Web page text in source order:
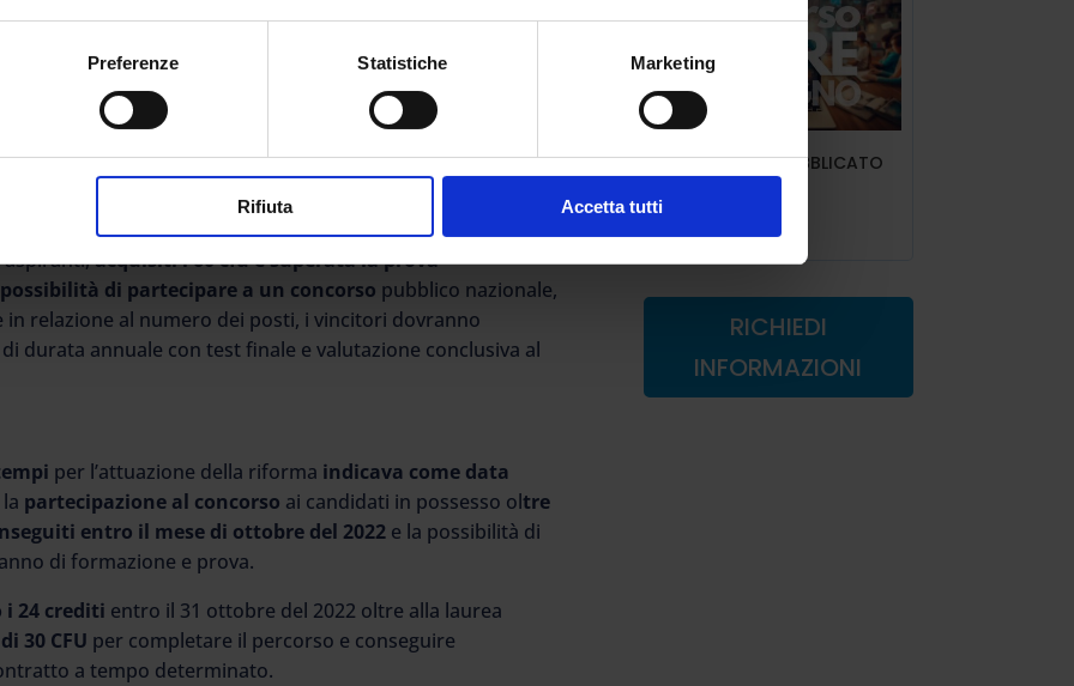
Preferenze Statistiche Marketing
Rifiuta Accetta tutti
il decreto 59 del 2017,ha previstol’introduzione diun
gli insegnanti tecnico-pratici
volto a promuovere
o accademici, CFU/CFA, sui seguenti ambiti:
metodologie e tecnologie didattiche applicate alle
acquisiti i 60 cfu e superata la prova
di partecipare a un concorso pubblico nazionale,
relazione al numero dei posti, i vincitori dovranno
durata annuale con test finale e valutazione conclusiva al
per l’attuazione della riforma indicava come data
partecipazione al concorso ai candidati in possesso oltre
entro il mese di ottobre del 2022 e la possibilità di
di formazione e prova.
24 crediti entro il 31 ottobre del 2022 oltre alla laurea
30 CFU per completare il percorso e conseguire
a tempo determinato.
ART.6 INDIRE PUBBLICATO
IL DECRETO
RICHIEDI
INFORMAZIONI